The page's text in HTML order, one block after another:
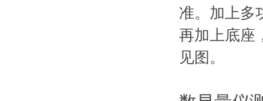
准。加上
再加上底座
见图。